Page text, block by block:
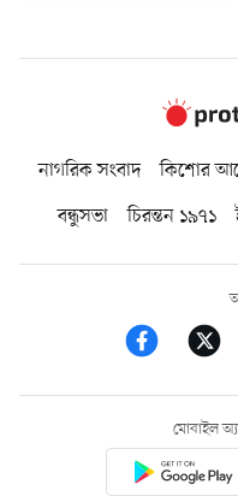
নাগরিক সংবাদ কিশোর
বন্ধুসভা
চিরন্তন ১৯৭১
মোবাইল